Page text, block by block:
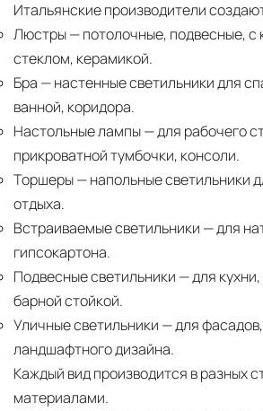
Итальянские производители
Люстры— потолочные, подвесные, с
стеклом, керамикой.
Бра — настенные светильники для
ванной, коридора.
Настольные лампы— для рабочего
прикроватной тумбочки, консоли.
Торшеры— напольные светильники
отдыха.
Встраиваемые светильники — для
гипсокартона.
Подвесные светильники — для
барной стойкой.
Уличные светильники — для
ландшафтного дизайна.
Каждый вид производится в разных
материалами.